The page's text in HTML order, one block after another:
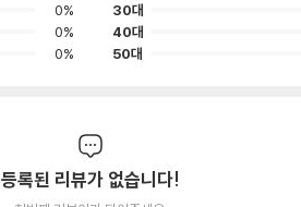
0%
0%
0%
30대
40대
50대
등록된 리뷰가 없습니다!